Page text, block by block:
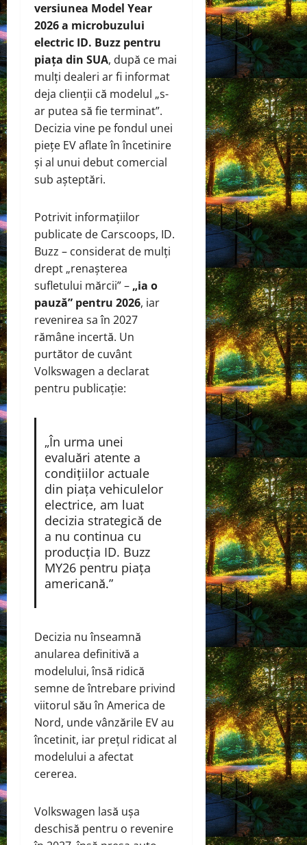
versiunea Model Year
2026 a microbuzului
electric ID. Buzz pentru
piața din SUA, după ce mai
mulți dealeri ar fi informat
deja clienții că modelul „s-
ar putea să fie terminat”.
Decizia vine pe fondul unei
piețe EV aflate în încetinire
și al unui debut comercial
sub așteptări.
Potrivit informațiilor
publicate de Carscoops, ID.
Buzz – considerat de mulți
drept „renașterea
sufletului mărcii” – „ia o
pauză” pentru 2026, iar
revenirea sa în 2027
rămâne incertă. Un
purtător de cuvânt
Volkswagen a declarat
pentru publicație:
„În urma unei
evaluări atente a
condițiilor actuale
din piața vehiculelor
electrice, am luat
decizia strategică de
a nu continua cu
producția ID. Buzz
MY26 pentru piața
americană.”
Decizia nu înseamnă
anularea definitivă a
modelului, însă ridică
semne de întrebare privind
viitorul său în America de
Nord, unde vânzările EV au
încetinit, iar prețul ridicat al
modelului a afectat
cererea.
Volkswagen lasă ușa
deschisă pentru o revenire